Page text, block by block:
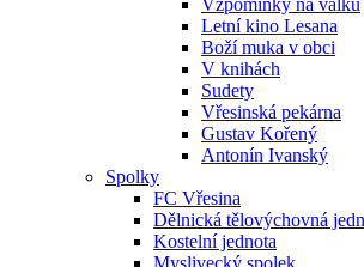
Vzpomínky na válku
Letní kino Lesana
Boží muka v obci
V knihách
Sudety
Vřesinská pekárna
Gustav Kořený
Antonín Ivanský
Spolky
FC Vřesina
Dělnická tělovýchovná
Kostelní jednota
Myslivecký spolek